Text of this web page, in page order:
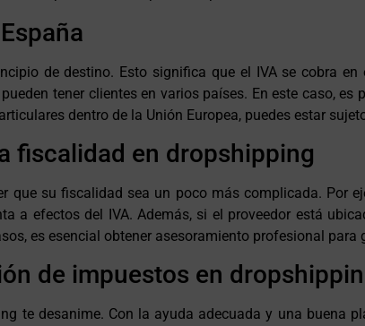
de destino. Esto significa que el IVA se cobra
tener clientes en varios países. En este caso,
dentro de la Unión Europea, puedes estar
fiscalidad en dropshipping
que su fiscalidad sea un poco más complicada. Por
a efectos del IVA. Además, si el proveedor está
es esencial obtener asesoramiento profesional
de impuestos en
te desanime. Con la ayuda adecuada y una buena